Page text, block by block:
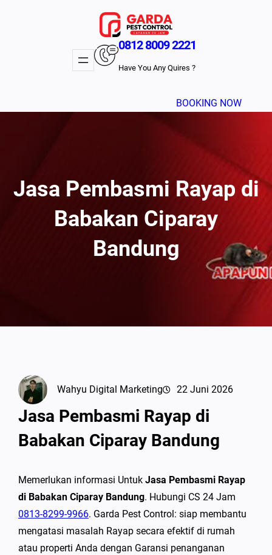
0812 8009 2221
Have You Any Quires ?
BOOKING NOW
Jasa Pembasmi Rayap di
Babakan Ciparay
Bandung
Wahyu Digital Marketing 22 Juni 2026
Jasa Pembasmi Rayap di
Babakan Ciparay Bandung
Memerlukan informasi Untuk Jasa Pembasmi Rayap
di Babakan Ciparay Bandung. Hubungi CS 24 Jam
0813-8299-9966. Garda Pest Control: siap membantu
mengatasi masalah Rayap secara efektif di rumah
atau properti Anda dengan Garansi penanganan